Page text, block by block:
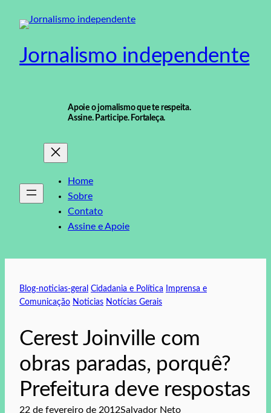
para
conteúdo
Jornalismo independente
Apoie o jornalismo que te respeita.
Assine. Participe. Fortaleça.
Home
Sobre
Contato
Assine e Apoie
Blog-noticias-geral Cidadania e Política
Imprensa e
Comunicação Noticias Notícias Gerais
Cerest Joinville com
obras paradas, porquê?
Prefeitura deve respostas
22 de fevereiro de 2012Salvador Neto